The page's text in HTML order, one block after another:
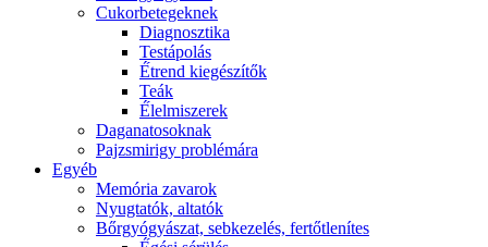
Cukorbetegeknek
Diagnosztika
Testápolás
É́trend kiegészítők
Teák
É́lelmiszerek
Daganatosoknak
Pajzsmirigy problémára
Egyéb
Memória zavarok
Nyugtatók, altatók
Bőrgyógyászat, sebkezelés, fertőtlenítes